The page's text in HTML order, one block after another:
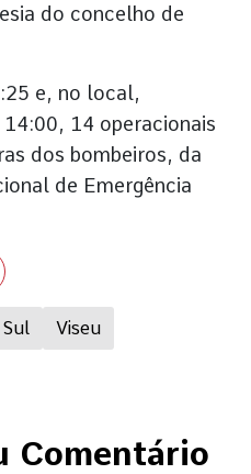
Viseu
do concelho de
e, no local,
14 operacionais
dos bombeiros, da
de Emergência
Comentário